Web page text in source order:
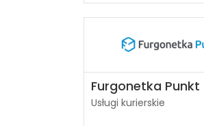
Furgonetka Punkt
Usługi kurierskie